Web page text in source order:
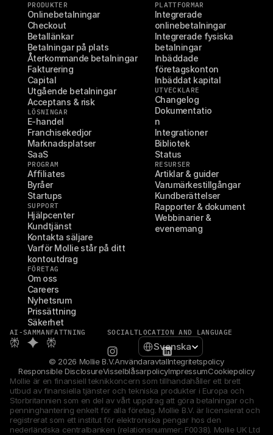
PRODUKTER
Onlinebetalningar
Checkout
Betallänkar
Betalningar på plats
Återkommande betalningar
Fakturering
Capital
Utgående betalningar
Acceptans & risk
LÖSNINGAR
E-handel
Franchisekedjor
Marknadsplatser
SaaS
PROGRAM
Affiliates
Byråer
Startups
SUPPORT
Hjälpcenter
Kundtjänst
Kontakta säljare
Varför Mollie står på ditt
kontoutdrag
FÖRETAG
Om oss
Careers
Nyhetsrum
Prissättning
Säkerhet
PLATTFORMAR
Integrerade
onlinebetalningar
Integrerade fysiska
betalningar
Inbäddade
företagskonton
Inbäddat kapital
UTVECKLARE
Changelog
Dokumentatio
n
Integrationer
Bibliotek
Status
RESURSER
Artiklar & guider
Varumärkestillgångar
Kundberättelser
Rapporter & dokument
Webbinarier &
evenemang
AI-SAMMANFATTNING SOCIALTLOCATION AND LANGUAGE
Select Language
Svenska
© 2026 Mollie B.V.AnvändaravtalIntegritetspolicy
Responsible DisclosureVisselblåsarpolicyImpressumCookiepolicy
Mollie är en finansiell teknikkoncern som tillhandahåller ett brett
utbud av finansiella tjänster och tekniska produkter i Europa och
Storbritannien som en del av vårt uppdrag att göra betalningar och
penninghantering enkelt för alla företag. Mollie B.V. är licensierat och
registrerat som ett institut för elektroniska pengar hos den
nederländska centralbanken (relationsnummer: F0038). Mollie UK Ltd